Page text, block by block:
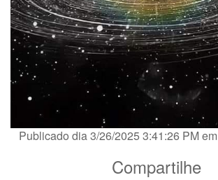
Publicado dia 3/26/2025 3:41:26 PM em
Compartilhe